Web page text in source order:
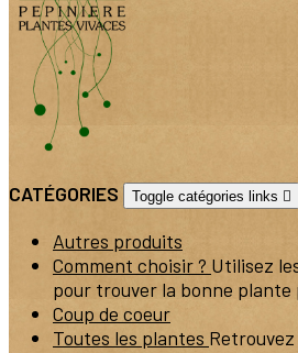
CATÉGORIES Toggle catégories links 
Autres produits
Comment choisir ? Utilisez
pour trouver la bonne plante
Coup de coeur
Toutes les plantes